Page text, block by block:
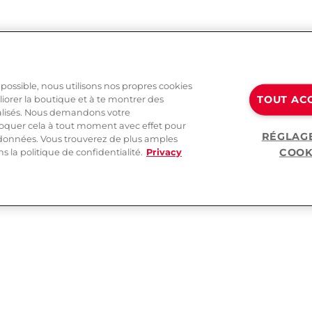
nous utilisons nos propres cookies
la boutique et à te montrer des
Nous demandons votre
cela à tout moment avec effet pour
Vous trouverez de plus amples
la politique de confidentialité. Privacy
TOUT